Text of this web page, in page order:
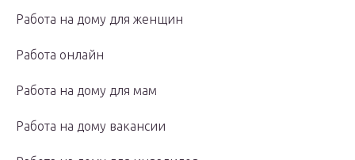
Работа на дому для женщин
Работа онлайн
Работа на дому для мам
Работа на дому вакансии